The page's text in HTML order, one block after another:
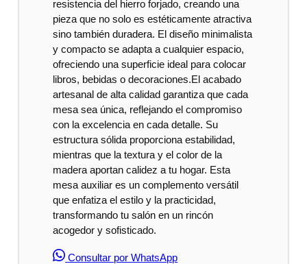
resistencia del hierro forjado, creando una
pieza que no solo es estéticamente atractiva
sino también duradera. El diseño minimalista
y compacto se adapta a cualquier espacio,
ofreciendo una superficie ideal para colocar
libros, bebidas o decoraciones.El acabado
artesanal de alta calidad garantiza que cada
mesa sea única, reflejando el compromiso
con la excelencia en cada detalle. Su
estructura sólida proporciona estabilidad,
mientras que la textura y el color de la
madera aportan calidez a tu hogar. Esta
mesa auxiliar es un complemento versátil
que enfatiza el estilo y la practicidad,
transformando tu salón en un rincón
acogedor y sofisticado.
Consultar por WhatsApp